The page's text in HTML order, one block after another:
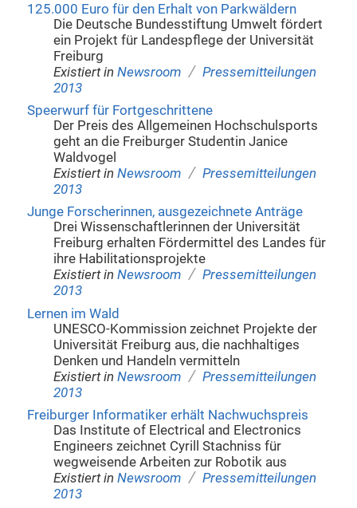
125.000 Euro für den Erhalt von Parkwäldern
Die Deutsche Bundesstiftung Umwelt fördert
ein Projekt für Landespflege der Universität
Freiburg
Existiert in Newsroom / Pressemitteilungen
2013
Speerwurf für Fortgeschrittene
Der Preis des Allgemeinen Hochschulsports
geht an die Freiburger Studentin Janice
Waldvogel
Existiert in Newsroom / Pressemitteilungen
2013
Junge Forscherinnen, ausgezeichnete Anträge
Drei Wissenschaftlerinnen der Universität
Freiburg erhalten Fördermittel des Landes für
ihre Habilitationsprojekte
Existiert in Newsroom / Pressemitteilungen
2013
Lernen im Wald
UNESCO-Kommission zeichnet Projekte der
Universität Freiburg aus, die nachhaltiges
Denken und Handeln vermitteln
Existiert in Newsroom / Pressemitteilungen
2013
Freiburger Informatiker erhält Nachwuchspreis
Das Institute of Electrical and Electronics
Engineers zeichnet Cyrill Stachniss für
wegweisende Arbeiten zur Robotik aus
Existiert in Newsroom / Pressemitteilungen
2013